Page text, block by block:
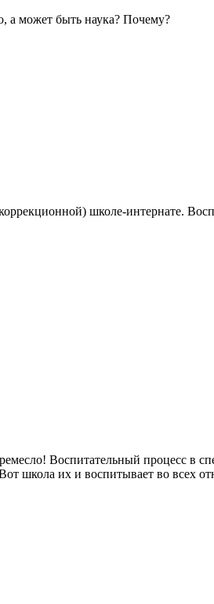
а может быть наука? Почему?
школе-интернате.
Воспитательный процесс в
школа их и воспитывает во всех